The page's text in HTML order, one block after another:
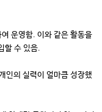
운영함. 이와 같은 활동을
할 수 있음.
인의 실력이 얼마큼 성장했